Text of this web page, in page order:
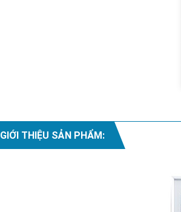
GIỚI THIỆU SẢN PHẨM: